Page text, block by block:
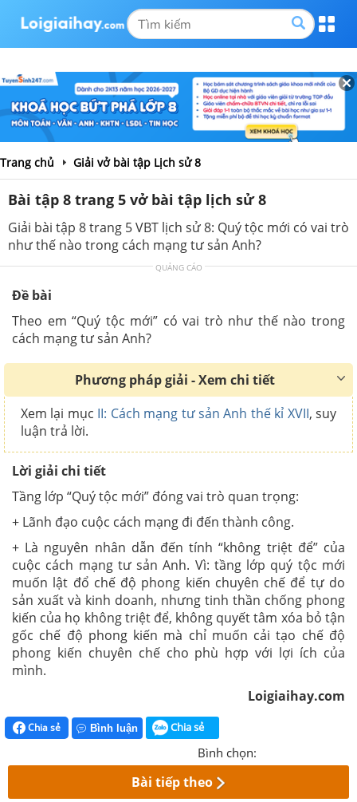
Trang chủ Giải vở bài tập Lịch sử 8
Bài tập 8 trang 5 vở bài tập lịch sử 8
Giải bài tập 8 trang 5 VBT lịch sử 8: Quý tộc mới có vai trò
như thế nào trong cách mạng tư sản Anh?
QUẢNG CÁO
Đề bài
Theo em “Quý tộc mới” có vai trò như thế nào trong
cách mạng tư sản Anh?
Phương pháp giải - Xem chi tiết
Xem lại mục II: Cách mạng tư sản Anh thế kỉ XVII, suy
luận trả lời.
Lời giải chi tiết
Tầng lớp “Quý tộc mới” đóng vai trò quan trọng:
+ Lãnh đạo cuộc cách mạng đi đến thành công.
+ Là nguyên nhân dẫn đến tính “không triệt để” của
cuộc cách mạng tư sản Anh. Vì: tầng lớp quý tộc mới
muốn lật đổ chế độ phong kiến chuyên chế để tự do
sản xuất và kinh doanh, nhưng tinh thần chống phong
kiến của họ không triệt để, không quyết tâm xóa bỏ tận
gốc chế độ phong kiến mà chỉ muốn cải tạo chế độ
phong kiến chuyên chế cho phù hợp với lợi ích của
mình.
Loigiaihay.com
Chia sẻ Bình luận Chia sẻ
Bình chọn:
Bài tiếp theo